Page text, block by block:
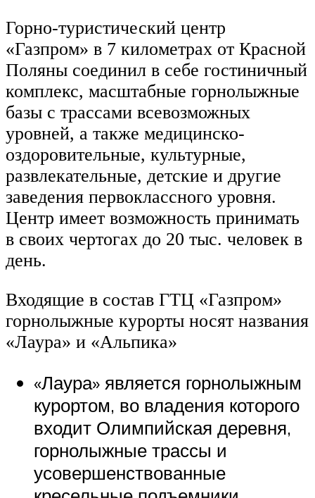
Горно-туристический центр
«Газпром» в 7 километрах от Красной
Поляны соединил в себе гостиничный
комплекс, масштабные горнолыжные
базы с трассами всевозможных
уровней, а также медицинско-
оздоровительные, культурные,
развлекательные, детские и другие
заведения первоклассного уровня.
Центр имеет возможность принимать
в своих чертогах до 20 тыс. человек в
день.
Входящие в состав ГТЦ «Газпром»
горнолыжные курорты носят названия
«Лаура» и «Альпика»
«Лаура» является горнолыжным
курортом, во владения которого
входит Олимпийская деревня,
горнолыжные трассы и
усовершенствованные